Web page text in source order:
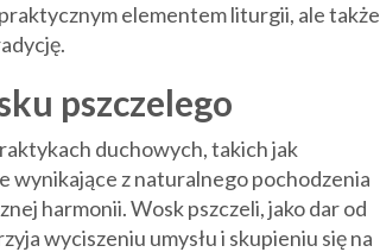
elementem liturgii, ale także
pszczelego
duchowych, takich jak
wynikające z naturalnego pochodzenia
harmonii. Wosk pszczeli, jako dar od
wyciszeniu umysłu i skupieniu się na